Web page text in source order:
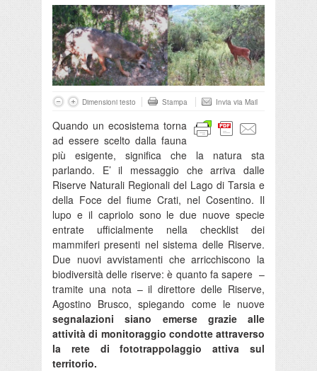
Dimensioni testo Stampa Invia via Mail
Quando un ecosistema torna
ad essere scelto dalla fauna
più esigente, significa che la natura sta
parlando. E’ il messaggio che arriva dalle
Riserve Naturali Regionali del Lago di Tarsia e
della Foce del fiume Crati, nel Cosentino. Il
lupo e il capriolo sono le due nuove specie
entrate ufficialmente nella checklist dei
mammiferi presenti nel sistema delle Riserve.
Due nuovi avvistamenti che arricchiscono la
biodiversità delle riserve: è quanto fa sapere –
tramite una nota – il direttore delle Riserve,
Agostino Brusco, spiegando come le nuove
segnalazioni siano emerse grazie alle
attività di monitoraggio condotte attraverso
la rete di fototrappolaggio attiva sul
territorio.